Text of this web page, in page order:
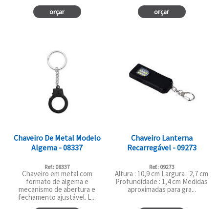
orçar orçar
Chaveiro De Metal Modelo
Algema - 08337
Ref.: 08337
Chaveiro em metal com
formato de algema e
mecanismo de abertura e
fechamento ajustável. L...
Chaveiro Lanterna
Recarregável - 09273
Ref.: 09273
Altura : 10,9 cm Largura : 2,7 cm
Profundidade : 1,4 cm Medidas
aproximadas para gra...